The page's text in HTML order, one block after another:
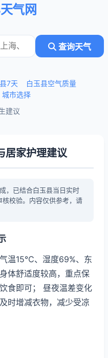
气网
查询天气
7天
白玉县空气质量
城市选择
建议
居家护理建议
，已结合白玉县当日实时
校验。内容仅供参考，请
温15℃、湿度69%、东
体舒适度较高，重点保
食即可； 昼夜温差变化
时增减衣物，减少受凉